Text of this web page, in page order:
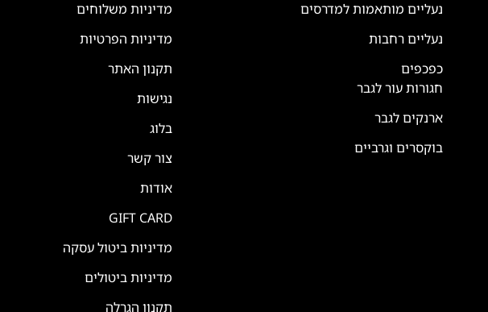
נעליים מותאמות למדרסים
נעליים רחבות
כפכפים
חגורות עור לגבר
ארנקים לגבר
בוקסרים וגרביים
מדיניות משלוחים
מדיניות הפרטיות
תקנון האתר
נגישות
בלוג
צור קשר
אודות
GIFT CARD
מדיניות ביטול עסקה
מדיניות ביטולים
תקנון הגרלה